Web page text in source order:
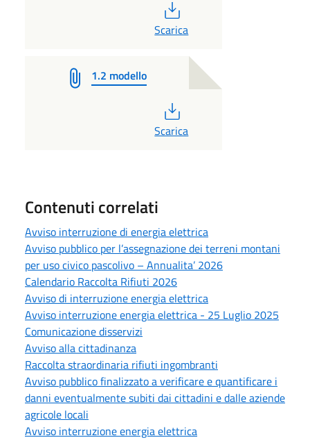
Scarica
1.2 modello
Scarica
Contenuti correlati
Avviso interruzione di energia elettrica
Avviso pubblico per l’assegnazione dei terreni montani
per uso civico pascolivo – Annualita’ 2026
Calendario Raccolta Rifiuti 2026
Avviso di interruzione energia elettrica
Avviso interruzione energia elettrica - 25 Luglio 2025
Comunicazione disservizi
Avviso alla cittadinanza
Raccolta straordinaria rifiuti ingombranti
Avviso pubblico finalizzato a verificare e quantificare i
danni eventualmente subiti dai cittadini e dalle aziende
agricole locali
Avviso interruzione energia elettrica